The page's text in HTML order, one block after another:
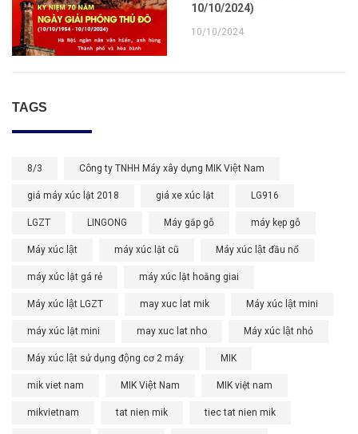
10/10/2024)
10/10/2024
TAGS
8/3 Công ty TNHH Máy xây dựng MIK Việt Nam
giá máy xúc lật 2018 giá xe xúc lật LG916
LGZT LINGONG Máy gắp gỗ máy kẹp gỗ
Máy xúc lật máy xúc lật cũ Máy xúc lật đầu nổ
máy xúc lật gá rẻ máy xúc lật hoằng giai
Máy xúc lật LGZT may xuc lat mik Máy xúc lật mini
máy xúc lật mini may xuc lat nho Máy xúc lật nhỏ
Máy xúc lật sử dụng động cơ 2 máy MIK
mik viet nam MIK Việt Nam MIK việt nam
mikvietnam tat nien mik tiec tat nien mik